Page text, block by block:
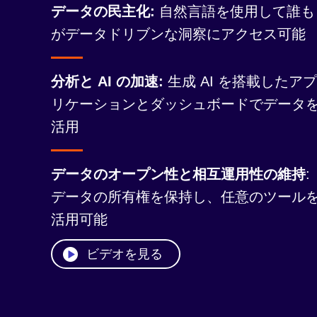
データの民主化: 自然言語を使用して誰も
がデータドリブンな洞察にアクセス可能
分析と AI の加速: 生成 AI を搭載したアプ
リケーションとダッシュボードでデータ
活用
データのオープン性と相互運用性の維持:
データの所有権を保持し、任意のツール
活用可能
ビデオを見る